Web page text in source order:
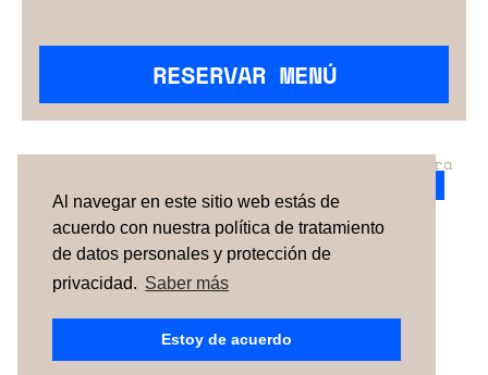
Al navegar en este sitio web estás de
acuerdo con nuestra política de tratamiento
de datos personales y protección de
privacidad. Saber más
Estoy de acuerdo
RESERVAR MENÚ
¿No has encontrado el servicio perfecto para
TÉRMINOS Y CONDICIONES
SOBRE NOSOTROS
CÓMO FUNCIONA
CONTACTO
ESPAÑA| PORTUGAL | UNITED KINGDOM